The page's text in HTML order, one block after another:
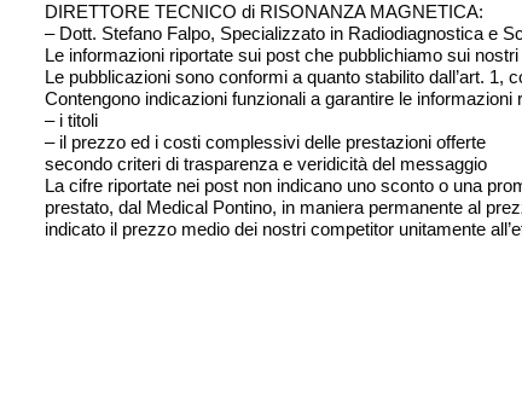
DIRETTORE TECNICO di RISONANZA MAGNETICA:
– Dott. Stefano Falpo, Specializzato in Radiodiagnostica e
Le informazioni riportate sui post che pubblichiamo sui
Le pubblicazioni sono conformi a quanto stabilito dall’art. 1,
Contengono indicazioni funzionali a garantire le informazioni
– i titoli
– il prezzo ed i costi complessivi delle prestazioni offerte
secondo criteri di trasparenza e veridicità del messaggio
La cifre riportate nei post non indicano uno sconto o una
prestato, dal Medical Pontino, in maniera permanente al
indicato il prezzo medio dei nostri competitor unitamente